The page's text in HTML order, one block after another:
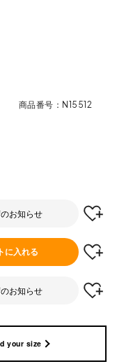
商品番号 N15512
お知らせ
に入れる
お知らせ
your size